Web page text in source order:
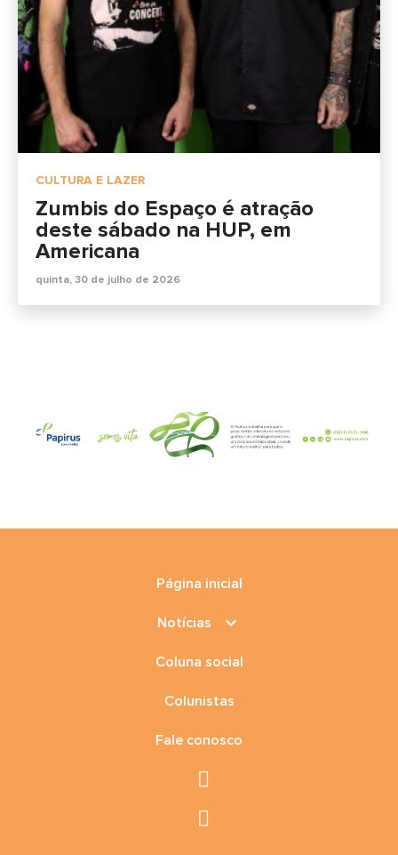
CULTURA E LAZER
Zumbis do Espaço é atração
deste sábado na HUP, em
Americana
quinta, 30 de julho de 2026
Página inicial
Notícias keyboard_arrow_down
Coluna social
Colunistas
Fale conosco